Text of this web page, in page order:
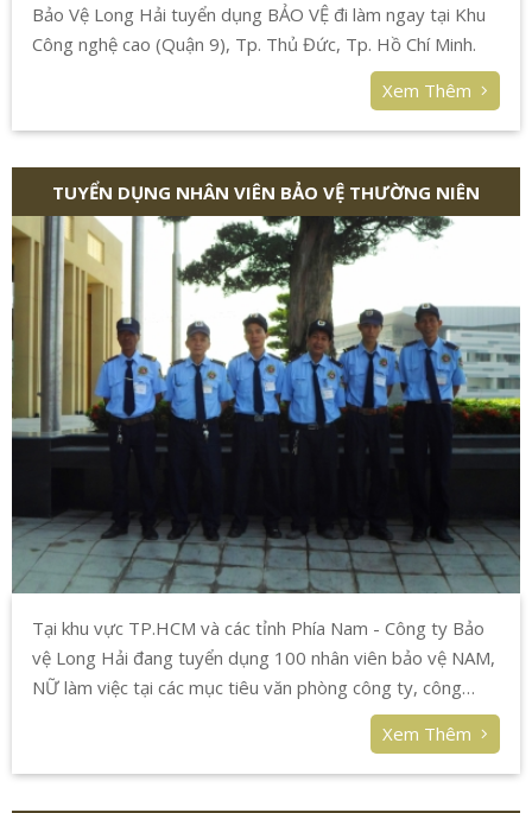
Bảo Vệ Long Hải tuyển dụng BẢO VỆ đi làm ngay tại Khu
Công nghệ cao (Quận 9), Tp. Thủ Đức, Tp. Hồ Chí Minh.
Xem Thêm
TUYỂN DỤNG NHÂN VIÊN BẢO VỆ THƯỜNG NIÊN
Tại khu vực TP.HCM và các tỉnh Phía Nam - Công ty Bảo
vệ Long Hải đang tuyển dụng 100 nhân viên bảo vệ NAM,
NỮ làm việc tại các mục tiêu văn phòng công ty, công
trình, shop, công trường,... lương từ 5.000.000 VNĐ đến
10.000.00 VNĐ, các mục tiêu đều có nhà đội miễn phí cho
nhân viên ở lại (bao ở), bao ăn tùy mục tiêu.
Xem Thêm